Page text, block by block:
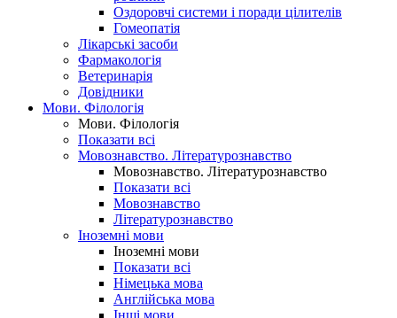
Оздоровчі системи і поради цілителів
Гомеопатія
Лікарські засоби
Фармакологія
Ветеринарія
Довідники
Мови. Філологія
Мови. Філологія
Показати всі
Мовознавство. Літературознавство
Мовознавство. Літературознавство
Показати всі
Мовознавство
Літературознавство
Іноземні мови
Іноземні мови
Показати всі
Німецька мова
Англійська мова
Інші мови